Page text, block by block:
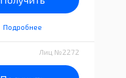
Подробнее
Лиц №2272